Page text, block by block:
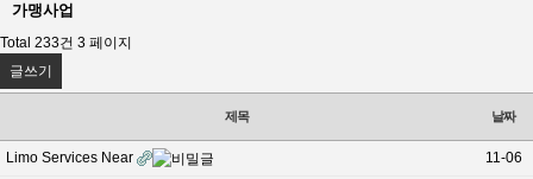
가맹사업
Total 233건 3 페이지
글쓰기
제목 날짜
Limo Services Near 11-06